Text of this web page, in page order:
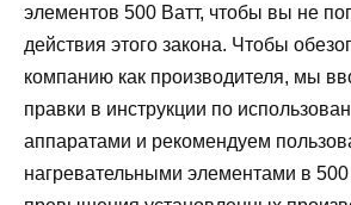
элементов 500 Ватт, чтобы вы не
действия этого закона. Чтобы
компанию как производителя, мы
правки в инструкции по
аппаратами и рекомендуем
нагревательными элементами в 500